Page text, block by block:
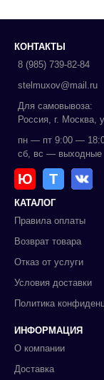
КОНТАКТЫ
8 (985) 739-82-84
stelmuxov@mail.ru
Для самовывоза:
Россия, г. Москва,
пн — пт 9:00 —
сб, вс — выходные
Ю Т
КАТАЛОГ
Правила оплаты
Возврат товара
Отказ от услуги
Условия доставки
Политика
ИНФОРМАЦИЯ
О компании
Доставка